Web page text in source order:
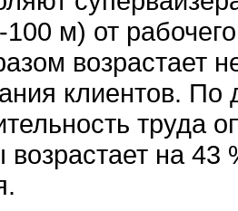
100 м) от
возрастает
клиентов.
труда
возрастает на